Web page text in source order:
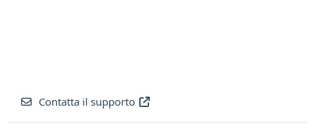
Contatta il supporto